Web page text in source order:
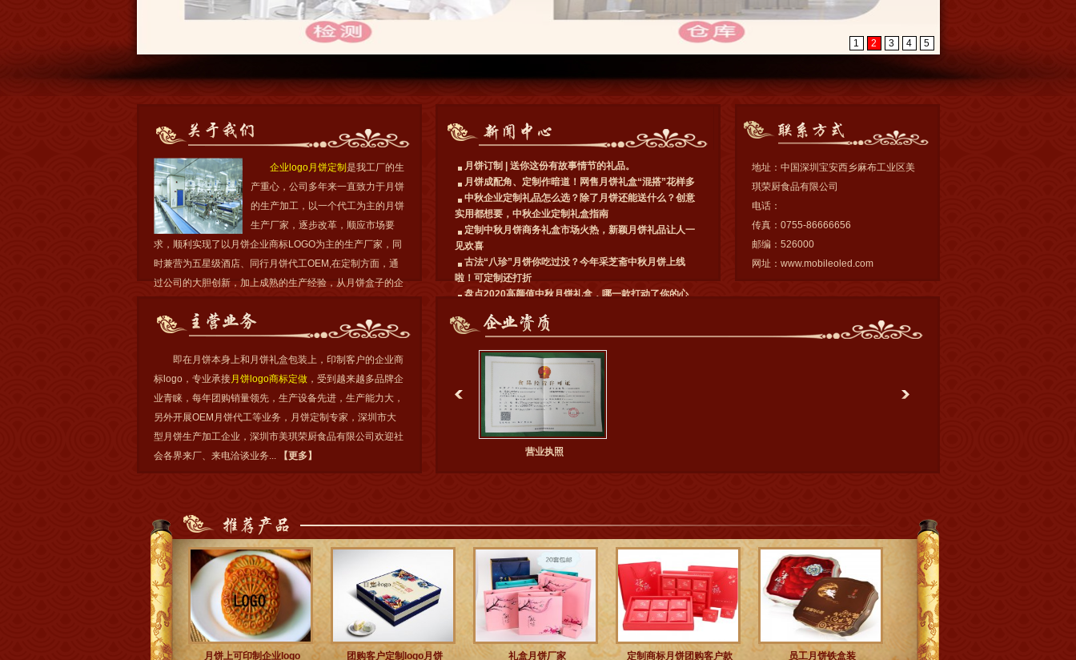
1 2 3 4 5
企业logo月饼定制 是我工厂的生
产重心，公司多年来一直致力于月饼
的生产加工，以一个代工为主的月饼
生产厂家，逐步改革，顺应市场要
求，顺利实现了以月饼企业商标LOGO为主的生产厂家，同
时兼营为五星级酒店、同行月饼代工OEM,在定制方面，通
过公司的大胆创新，加上成熟的生产经验，从月饼盒子的企
经验，赢得了客户的一直好评，成为在月饼行业为数不多
的，专注于企业品牌月饼定做为主的知名月饼厂家。每年月
饼团购客户成倍上升，月饼团购价格合理...【 更多】
月饼订制 | 送你这份有故事情节的礼品。
月饼成配角、定制作暗道！网售月饼礼盒“混搭”花样多
中秋企业定制礼品怎么选？除了月饼还能送什么？创意
实用都想要，中秋企业定制礼盒指南
定制中秋月饼商务礼盒市场火热，新颖月饼礼品让人一
见欢喜
古法“八珍”月饼你吃过没？今年采芝斋中秋月饼上线
啦！可定制还打折
盘点2020高颜值中秋月饼礼盒，哪一款打动了你的心
地址：中国深圳宝安西乡麻布工业区美
琪荣厨食品有限公司
电话：
传真：0755-86666656
邮编：526000
网址：www.mobileoled.com
即在月饼本身上和月饼礼盒包装上，印制客户的企业商
标logo，专业承接月饼logo商标定做，受到越来越多品牌企
业青睐，每年团购销量领先，生产设备先进，生产能力大，
另外开展OEM月饼代工等业务，月饼定制专家，深圳市大
型月饼生产加工企业，深圳市美琪荣厨食品有限公司欢迎社
会各界来厂、来电洽谈业务...
【更多】 营业执照
月饼上可印制企业logo 团购客户定制logo月饼 礼盒月饼厂家 定制商标月饼团购客户款 员工月饼铁盒装